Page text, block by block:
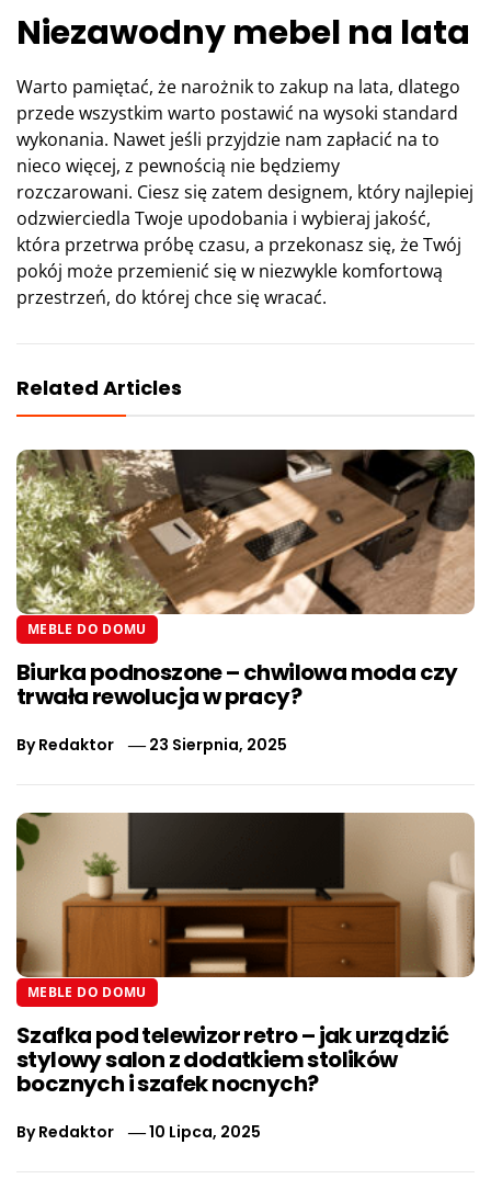
Niezawodny mebel na lata
Warto pamiętać, że narożnik to zakup na lata, dlatego
przede wszystkim warto postawić na wysoki standard
wykonania. Nawet jeśli przyjdzie nam zapłacić na to
nieco więcej, z pewnością nie będziemy
rozczarowani. Ciesz się zatem designem, który najlepiej
odzwierciedla Twoje upodobania i wybieraj jakość,
która przetrwa próbę czasu, a przekonasz się, że Twój
pokój może przemienić się w niezwykle komfortową
przestrzeń, do której chce się wracać.
Related Articles
MEBLE DO DOMU
Biurka podnoszone – chwilowa moda czy
trwała rewolucja w pracy?
ByRedaktor 23 Sierpnia, 2025
MEBLE DO DOMU
Szafka pod telewizor retro – jak urządzić
stylowy salon z dodatkiem stolików
bocznych i szafek nocnych?
ByRedaktor 10 Lipca, 2025